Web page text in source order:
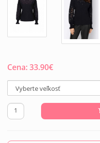
Cena:33.90€